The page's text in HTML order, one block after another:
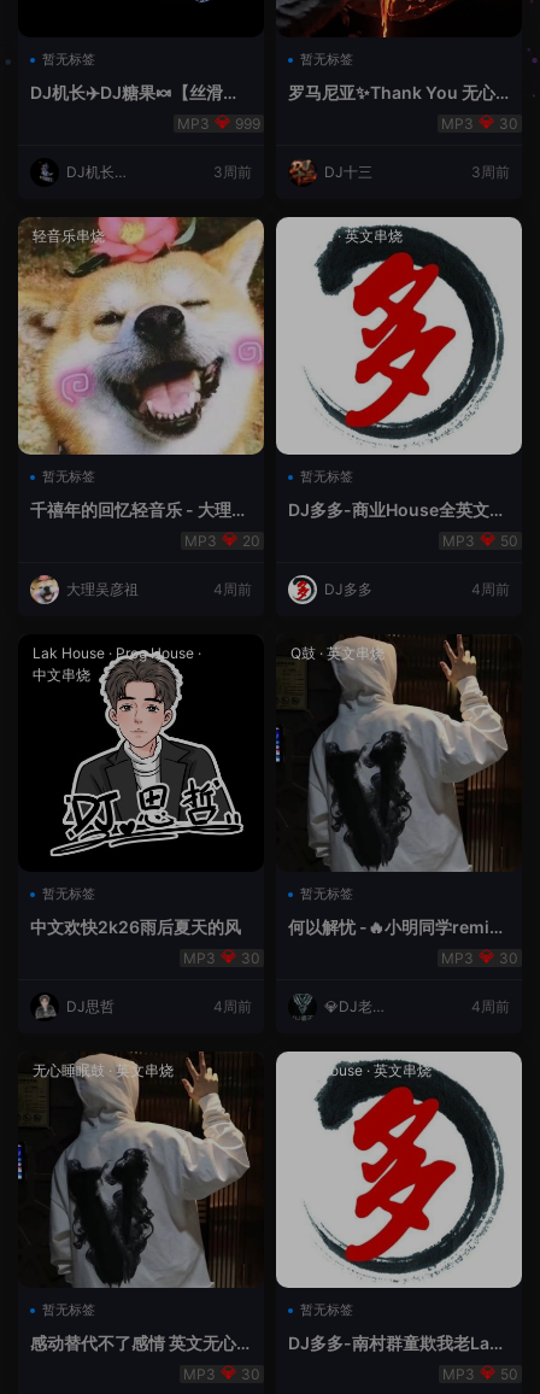
暂无标签
DJ机长✈️DJ糖果🍬【丝滑之
夜5】House摇摆节奏✈️纯净999
DJ机长云
3周前
暂无标签
罗马尼亚✨Thank You 无心
30
DJ十三 3周前
轻音乐串烧
暂无标签
千禧年的回忆轻音乐 - 大理吴
20
大理吴彦祖 4周前
House·英文串烧
暂无标签
DJ多多-商业House全英文经
50
DJ多多 4周前
Lak House · Prog House ·
中文串烧
暂无标签
中文欢快2k26雨后夏天的风
30
DJ思哲 4周前
Q鼓 · 英文串烧
暂无标签
何以解忧 -🔥小明同学remix
30
💎DJ老王
4周前
无心睡眠鼓 ·英文串烧
暂无标签
感动替代不了感情 英文无心
睡眠睡-小明同学remix
30
Lak House· 英文串烧
暂无标签
DJ多多-南村群童欺我老Lak
50